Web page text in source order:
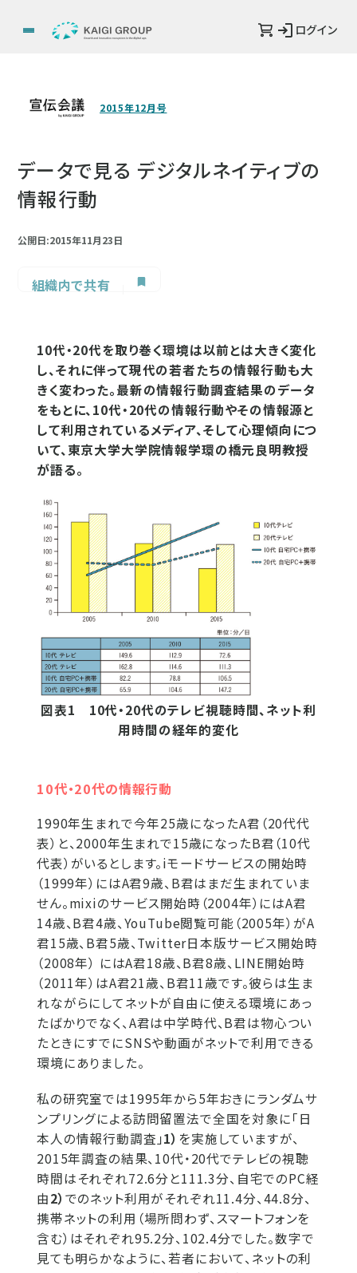
ログイン
2015年12月号
データで見る デジタルネイティブの
情報行動
公開日:2015年11月23日
組織内で共有
10代・20代を取り巻く環境は以前とは大きく変化
し、それに伴って現代の若者たちの情報行動も大
きく変わった。最新の情報行動調査結果のデータ
をもとに、10代・20代の情報行動やその情報源と
して利用されているメディア、そして心理傾向につ
いて、東京大学大学院情報学環の橋元良明教授
が語る。
図表1 10代・20代のテレビ視聴時間、ネット利
用時間の経年的変化
10代・20代の情報行動
1990年生まれで今年25歳になったA君（20代代
表）と、2000年生まれで15歳になったB君（10代
代表）がいるとします。iモードサービスの開始時
（1999年）にはA君9歳、B君はまだ生まれていま
せん。mixiのサービス開始時（2004年）にはA君
14歳、B君4歳、YouTube閲覧可能（2005年）がA
君15歳、B君5歳、Twitter日本版サービス開始時
（2008年） にはA君18歳、B君8歳、LINE開始時
（2011年）はA君21歳、B君11歳です。彼らは生ま
れながらにしてネットが自由に使える環境にあっ
たばかりでなく、A君は中学時代、B君は物心つい
たときにすでにSNSや動画がネットで利用できる
環境にありました。
私の研究室では1995年から5年おきにランダムサ
ンプリングによる訪問留置法で全国を対象に「日
本人の情報行動調査」1） を実施していますが、
2015年調査の結果、10代・20代でテレビの視聴
時間はそれぞれ72.6分と111.3分、自宅でのPC経
由2） でのネット利用がそれぞれ11.4分、44.8分、
携帯ネットの利用（場所問わず、スマートフォンを
含む）はそれぞれ95.2分、102.4分でした。数字で
見ても明らかなように、若者において、ネットの利